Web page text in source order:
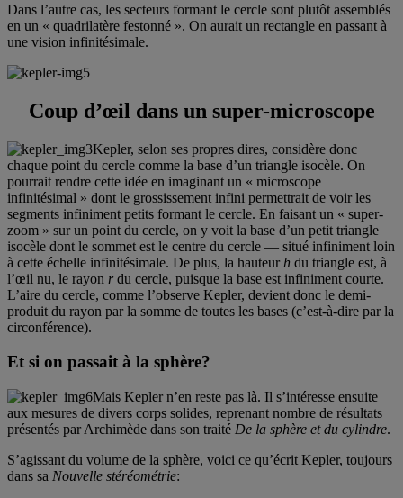
Dans l’autre cas, les secteurs formant le cercle sont plutôt assemblés
en un « quadrilatère festonné ». On aurait un rectangle en passant à
une vision infinitésimale.
Coup d’œil dans un super-microscope
Kepler, selon ses propres dires, considère donc
chaque point du cercle comme la base d’un triangle isocèle. On
pourrait rendre cette idée en imaginant un « microscope
infinitésimal » dont le grossissement infini permettrait de voir les
segments infiniment petits formant le cercle. En faisant un « super-
zoom » sur un point du cercle, on y voit la base d’un petit triangle
isocèle dont le sommet est le centre du cercle — situé infiniment loin
à cette échelle infinitésimale. De plus, la hauteur h du triangle est, à
l’œil nu, le rayon rdu cercle, puisque la base est infiniment courte.
L’aire du cercle, comme l’observe Kepler, devient donc le demi-
produit du rayon par la somme de toutes les bases (c’est-à-dire par la
circonférence).
Et si on passait à la sphère?
Mais Kepler n’en reste pas là. Il s’intéresse ensuite
aux mesures de divers corps solides, reprenant nombre de résultats
présentés par Archimède dans son traité De la sphère et du cylindre.
S’agissant du volume de la sphère, voici ce qu’écrit Kepler, toujours
dans sa Nouvelle stéréométrie: